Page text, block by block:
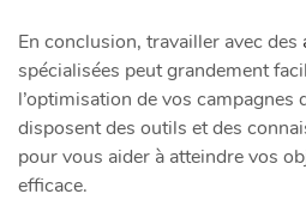
En conclusion, travailler avec des
spécialisées peut grandement
l’optimisation de vos campagnes
disposent des outils et des
pour vous aider à atteindre vos
efficace.